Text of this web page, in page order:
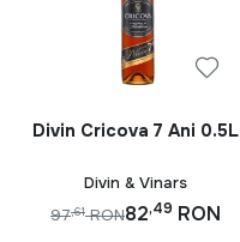
Divin Cricova 7 Ani 0.5L
Divin & Vinars
82,49 RON
97,61 RON